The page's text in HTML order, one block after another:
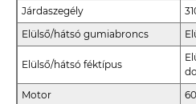
Járdaszegély
Elülső/hátsó gumiabroncs
Elülső/hátsó féktípus
Motor